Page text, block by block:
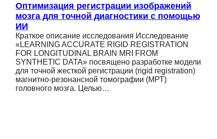
Оптимизация регистрации изображений
мозга для точной диагностики с помощью
ИИ
Краткое описание исследования Исследование
«LEARNING ACCURATE RIGID REGISTRATION
FOR LONGITUDINAL BRAIN MRI FROM
SYNTHETIC DATA» посвящено разработке модели
для точной жесткой регистрации (rigid registration)
магнитно-резонансной томографии (МРТ)
головного мозга. Целью…